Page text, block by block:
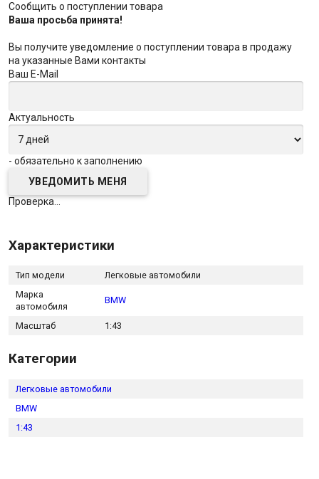
Сообщить о поступлении товара
Ваша просьба принята!
Вы получите уведомление о поступлении товара в продажу
на указанные Вами контакты
Ваш E-Mail
Актуальность
- обязательно к заполнению
Проверка...
Характеристики
Тип модели
Легковые автомобили
Марка
автомобиля
BMW
Масштаб 1:43
Категории
Легковые автомобили
BMW
1:43